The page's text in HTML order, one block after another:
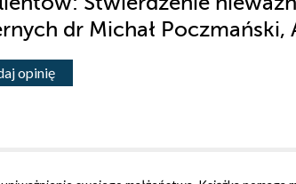
dr Michał Poczmański,
opinię